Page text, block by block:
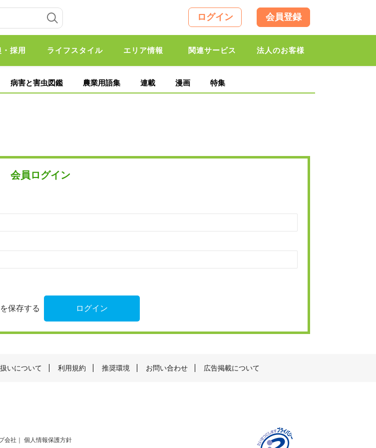
ログイン 会員登録
採用 ライフスタイル エリア情報 関連サービス 法人のお客様
病害と害虫図鑑 農業用語集 連載 漫画 特集
会員ログイン
保存する
いについて 利用規約 推奨環境 お問い合わせ 広告掲載について
会社 個人情報保護方針